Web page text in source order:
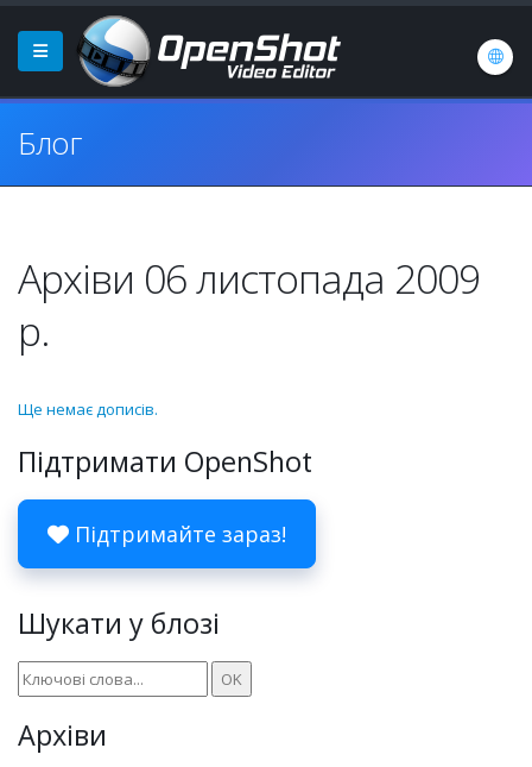
Блог
Архіви 06 листопада 2009
р.
Ще немає дописів.
Підтримати OpenShot
Підтримайте зараз!
Шукати у блозі
Архіви